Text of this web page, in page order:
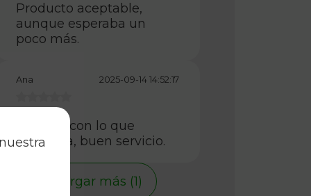
Producto aceptable,
aunque esperaba un
poco más.
Ana 2025-09-14 14:52:17
Cumple con lo que
esperaba, buen servicio.
Cargar más (1)